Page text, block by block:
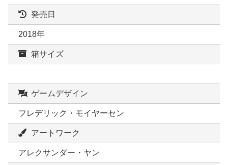
発売日
2018年
箱サイズ
ゲームデザイン
フレデリック・モイヤーセン
アートワーク
アレクサンダー・ヤン